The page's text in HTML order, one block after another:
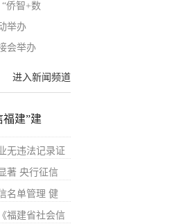
侨智+数
举办
会举办
进入新闻频道
福建”建
无违法记录证
著 央行征信
名单管理 健
福建省社会信